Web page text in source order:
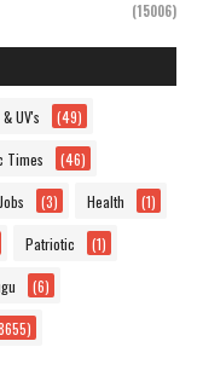
(15006)
UV's (49)
Times (46)
(3) Health (1)
Patriotic (1)
(6)